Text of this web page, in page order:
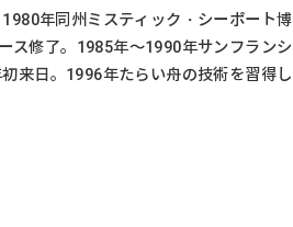
年同州ミスティック・シーポート博
ス修了。1985年～1990年サンフランシ
来日。1996年たらい舟の技術を習得し